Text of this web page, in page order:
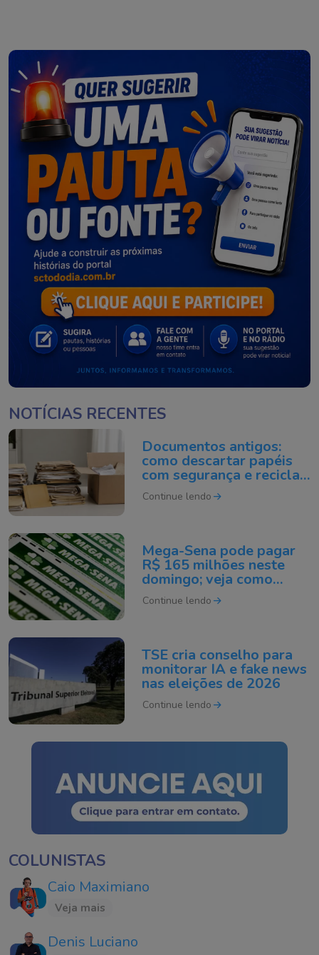
NOTÍCIAS RECENTES
Documentos antigos:
como descartar papéis
com segurança e reciclar
do jeito certo
Continue lendo
Mega-Sena pode pagar
R$ 165 milhões neste
domingo; veja como
apostar
Continue lendo
TSE cria conselho para
monitorar IA e fake news
nas eleições de 2026
Continue lendo
COLUNISTAS
Caio Maximiano
Veja mais
Denis Luciano